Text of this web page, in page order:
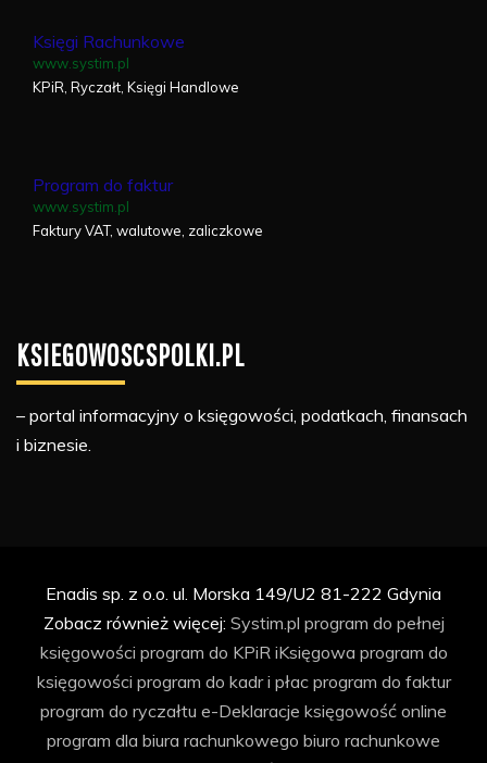
Księgi Rachunkowe
www.systim.pl
KPiR, Ryczałt, Księgi Handlowe
Program do faktur
www.systim.pl
Faktury VAT, walutowe, zaliczkowe
KSIEGOWOSCSPOLKI.PL
– portal informacyjny o księgowości, podatkach, finansach
i biznesie.
Enadis sp. z o.o. ul. Morska 149/U2 81-222 Gdynia
Zobacz również więcej: Systim.pl program do pełnej
księgowości program do KPiR iKsięgowa program do
księgowości program do kadr i płac program do faktur
program do ryczałtu e-Deklaracje księgowość online
program dla biura rachunkowego biuro rachunkowe